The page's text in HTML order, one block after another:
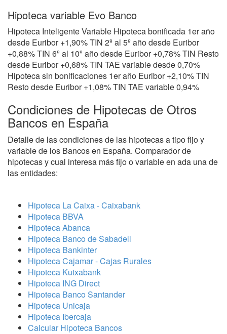
Hipoteca variable Evo Banco
Hipoteca Inteligente Variable Hipoteca bonificada 1er año
desde Euribor +1,90% TIN 2º al 5º año desde Euribor
+0,88% TIN 6º al 10º año desde Euribor +0,78% TIN Resto
desde Euribor +0,68% TIN TAE variable desde 0,70%
Hipoteca sin bonificaciones 1er año Euribor +2,10% TIN
Resto desde Euribor +1,08% TIN TAE variable 0,94%
Condiciones de Hipotecas de Otros
Bancos en España
Detalle de las condiciones de las hipotecas a tipo fijo y
variable de los Bancos en España. Comparador de
hipotecas y cual interesa más fijo o variable en ada una de
las entidades:
Hipoteca La Caixa - Caixabank
Hipoteca BBVA
Hipoteca Abanca
Hipoteca Banco de Sabadell
Hipoteca Bankinter
Hipoteca Cajamar - Cajas Rurales
Hipoteca Kutxabank
Hipoteca ING Direct
Hipoteca Banco Santander
Hipoteca Unicaja
Hipoteca Ibercaja
Calcular Hipoteca Bancos